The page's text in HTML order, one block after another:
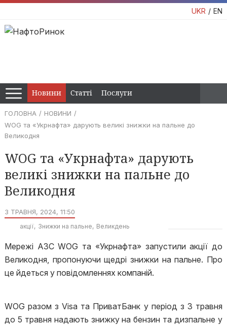
UKR EN
Новини Статті Послуги
ГОЛОВНА
НОВИНИ
WOG та «Укрнафта» дарують великі знижки на пальне до
Великодня
WOG та «Укрнафта» дарують
великі знижки на пальне до
Великодня
3 ТРАВНЯ, 2024, 11:50
акції Знижки на пальне Великдень
Мережі АЗС WOG та «Укрнафта» запустили акції до
Великодня, пропонуючи щедрі знижки на пальне. Про
це йдеться у повідомленнях компаній.
WOG разом з Visa та ПриватБанк у період з 3 травня
до 5 травня надають знижку на бензин та дизпальне у